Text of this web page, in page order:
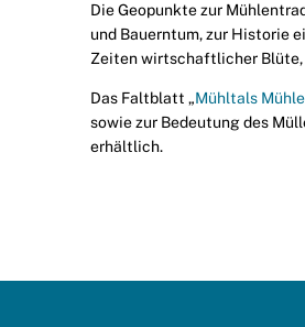
Die Geopunkte zur
und Bauerntum, zur Historie
Zeiten wirtschaftlicher Blüte,
Das Faltblatt „Mühltals
sowie zur Bedeutung des
erhältlich.